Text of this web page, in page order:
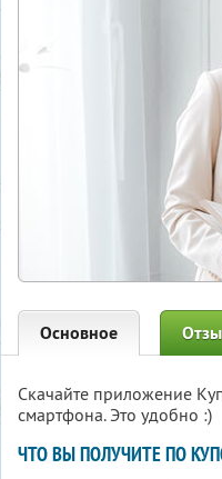
Основное
Скачайте приложение
смартфона. Это удобно :)
ЧТО ВЫ ПОЛУЧИТЕ ПО